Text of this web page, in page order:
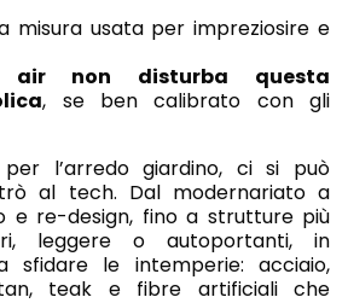
misura usata per impreziosire e
air non disturba questa
, se ben calibrato con gli
l’arredo giardino, ci si può
al tech. Dal modernariato a
e re-design, fino a strutture più
leggere o autoportanti, in
sfidare le intemperie: acciaio,
teak e fibre artificiali che